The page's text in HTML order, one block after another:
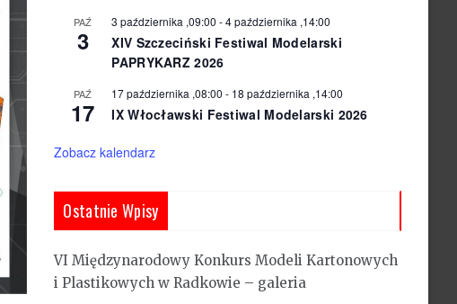
PAŹ
3
3 października ,09:00 -4 października ,14:00
XIV Szczeciński Festiwal Modelarski
PAPRYKARZ 2026
PAŹ
17
17 października ,08:00 - 18 października ,14:00
IX Włocławski Festiwal Modelarski 2026
Zobacz kalendarz
Ostatnie Wpisy
VI Międzynarodowy Konkurs Modeli Kartonowych
i Plastikowych w Radkowie – galeria